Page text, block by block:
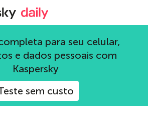
Blog oficial da Kaspersky
para seu celular,
e dados pessoais com
Kaspersky
sem custo